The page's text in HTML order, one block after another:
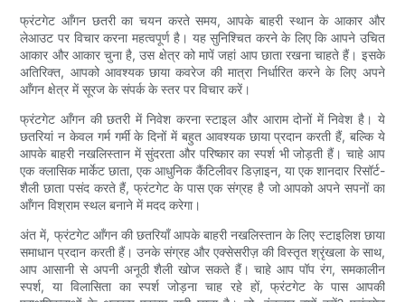
फ्रंटगेट आँगन छतरी का चयन करते समय, आपके बाहरी स्थान के आकार और
लेआउट पर विचार करना महत्वपूर्ण है। यह सुनिश्चित करने के लिए कि आपने उचित
आकार और आकार चुना है, उस क्षेत्र को मापें जहां आप छाता रखना चाहते हैं। इसके
अतिरिक्त, आपको आवश्यक छाया कवरेज की मात्रा निर्धारित करने के लिए अपने
आँगन क्षेत्र में सूरज के संपर्क के स्तर पर विचार करें।
फ्रंटगेट आँगन की छतरी में निवेश करना स्टाइल और आराम दोनों में निवेश है। ये
छतरियां न केवल गर्म गर्मी के दिनों में बहुत आवश्यक छाया प्रदान करती हैं, बल्कि ये
आपके बाहरी नखलिस्तान में सुंदरता और परिष्कार का स्पर्श भी जोड़ती हैं। चाहे आप
एक क्लासिक मार्केट छाता, एक आधुनिक कैंटिलीवर डिज़ाइन, या एक शानदार रिसॉर्ट-
शैली छाता पसंद करते हैं, फ्रंटगेट के पास एक संग्रह है जो आपको अपने सपनों का
आँगन विश्राम स्थल बनाने में मदद करेगा।
अंत में, फ्रंटगेट आँगन की छतरियाँ आपके बाहरी नखलिस्तान के लिए स्टाइलिश छाया
समाधान प्रदान करती हैं। उनके संग्रह और एक्सेसरीज़ की विस्तृत श्रृंखला के साथ,
आप आसानी से अपनी अनूठी शैली खोज सकते हैं। चाहे आप पॉप रंग, समकालीन
स्पर्श, या विलासिता का स्पर्श जोड़ना चाह रहे हों, फ्रंटगेट के पास आपकी